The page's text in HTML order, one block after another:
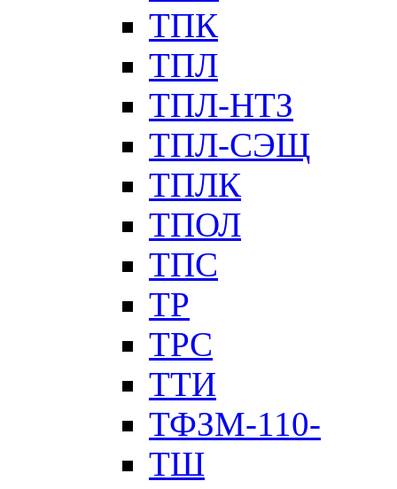
ТПК
ТПЛ
ТПЛ-НТЗ
ТПЛ-СЭЩ
ТПЛК
ТПОЛ
ТПС
ТР
ТРС
ТТИ
ТФЗМ-110-
ТШ